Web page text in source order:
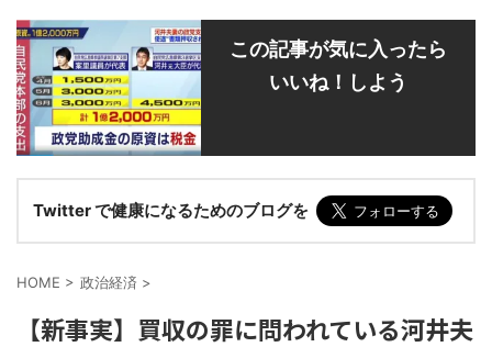
この記事が気に入ったら
いいね！しよう
Twitter で健康になるためのブログを
HOME > 政治経済 >
【新事実】買収の罪に問われている河井夫